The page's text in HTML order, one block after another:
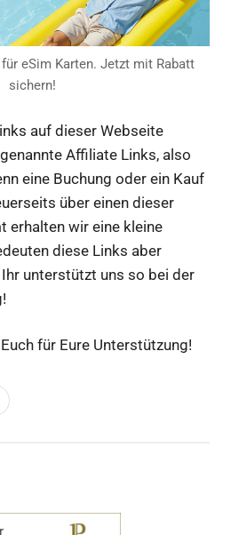
eSim Karten. Jetzt mit Rabatt
sichern!
auf dieser Webseite
Affiliate Links, also
eine Buchung oder ein Kauf
über einen dieser
erhalten wir eine kleine
diese Links aber
unterstützt uns so bei der
für Eure Unterstützung!